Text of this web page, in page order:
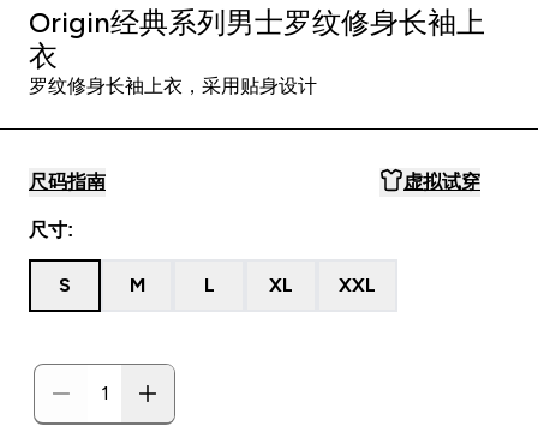
Origin经典系列男士罗纹修身长袖上
衣
罗纹修身长袖上衣，采用贴身设计
尺码指南 虚拟试穿
尺寸:
S M L XL XXL